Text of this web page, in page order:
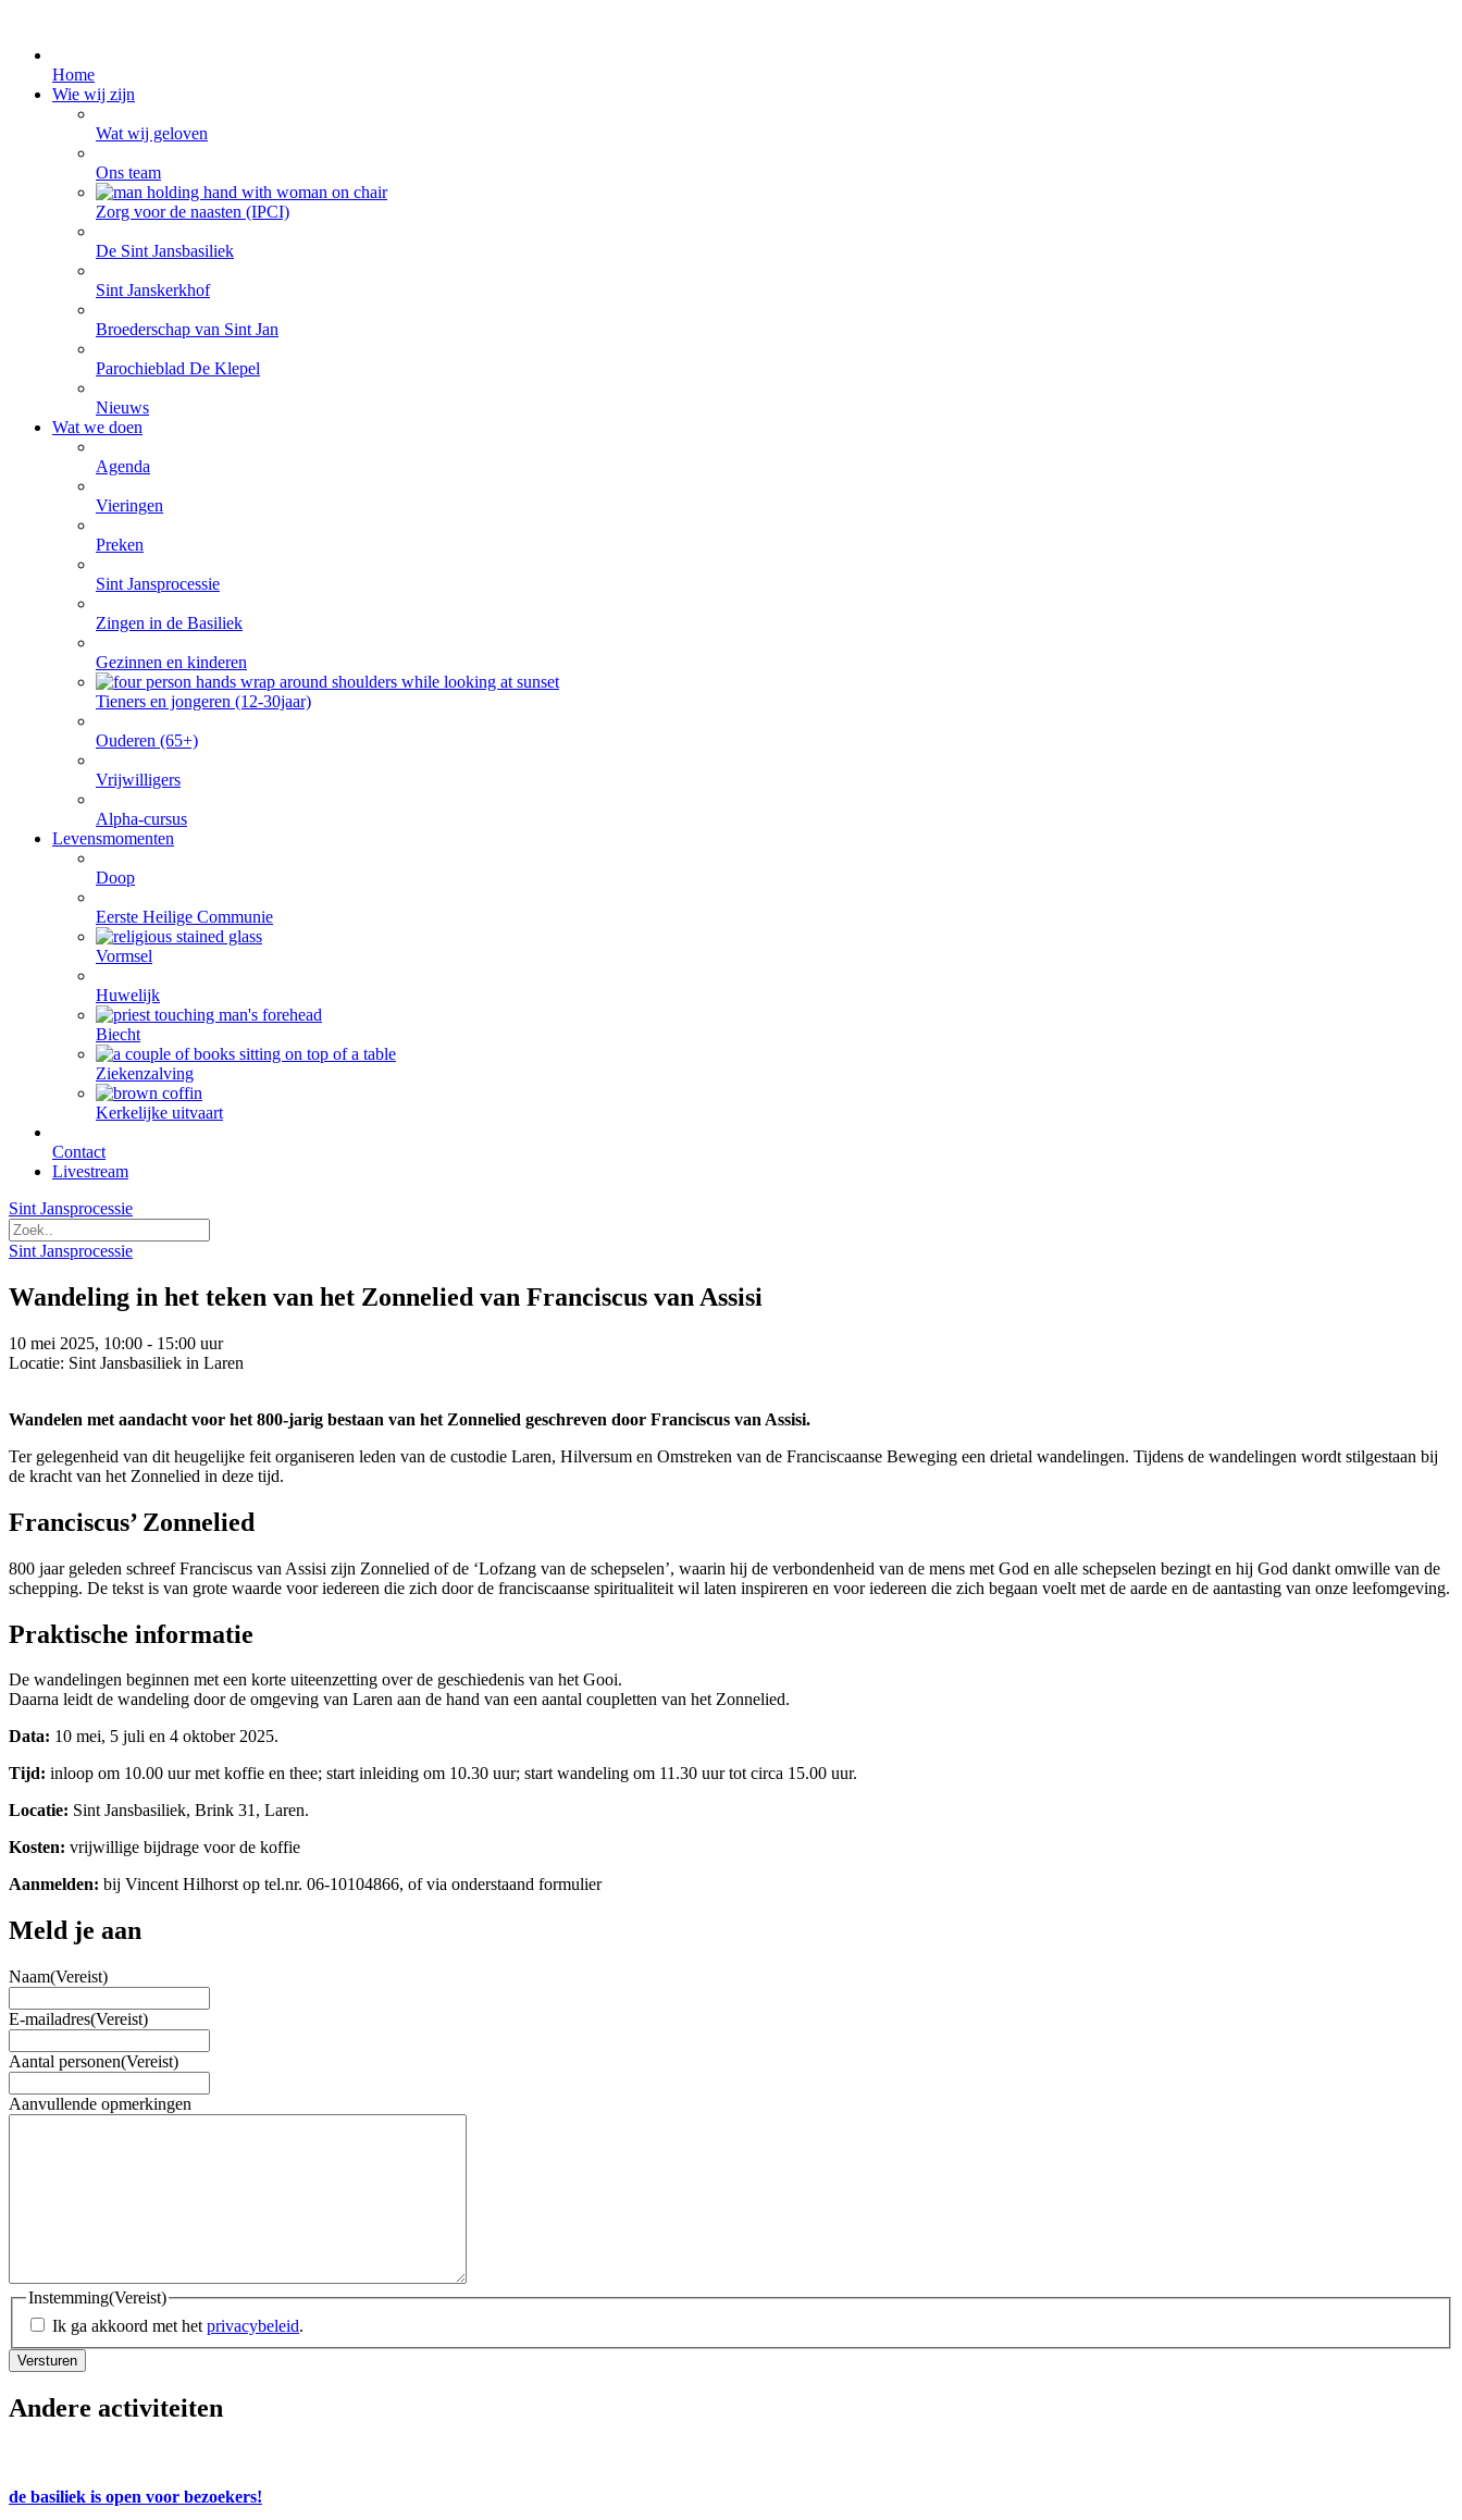
Home
Wie wij zijn
Wat wij geloven
Ons team
Zorg voor de naasten (IPCI)
De Sint Jansbasiliek
Sint Janskerkhof
Broederschap van Sint Jan
Parochieblad De Klepel
Nieuws
Wat we doen
Agenda
Vieringen
Preken
Sint Jansprocessie
Zingen in de Basiliek
Gezinnen en kinderen
Tieners en jongeren (12-30jaar)
Ouderen (65+)
Vrijwilligers
Alpha-cursus
Levensmomenten
Doop
Eerste Heilige Communie
Vormsel
Huwelijk
Biecht
Ziekenzalving
Kerkelijke uitvaart
Contact
Livestream
Sint Jansprocessie
Sint Jansprocessie
Wandeling in het teken van het Zonnelied van Franciscus van Assisi
10 mei 2025, 10:00 - 15:00 uur
Locatie: Sint Jansbasiliek in Laren
Wandelen met aandacht voor het 800-jarig bestaan van het Zonnelied geschreven door Franciscus van Assisi.
Ter gelegenheid van dit heugelijke feit organiseren leden van de custodie Laren, Hilversum en Omstreken van de Franciscaanse Beweging een drietal wandelingen. Tijdens de wandelingen wordt stilgestaan bij
de kracht van het Zonnelied in deze tijd.
Franciscus’ Zonnelied
800 jaar geleden schreef Franciscus van Assisi zijn Zonnelied of de ‘Lofzang van de schepselen’, waarin hij de verbondenheid van de mens met God en alle schepselen bezingt en hij God dankt omwille van de
schepping. De tekst is van grote waarde voor iedereen die zich door de franciscaanse spiritualiteit wil laten inspireren en voor iedereen die zich begaan voelt met de aarde en de aantasting van onze leefomgeving.
Praktische informatie
De wandelingen beginnen met een korte uiteenzetting over de geschiedenis van het Gooi.
Daarna leidt de wandeling door de omgeving van Laren aan de hand van een aantal coupletten van het Zonnelied.
Data: 10 mei, 5 juli en 4 oktober 2025.
Tijd: inloop om 10.00 uur met koffie en thee; start inleiding om 10.30 uur; start wandeling om 11.30 uur tot circa 15.00 uur.
Locatie: Sint Jansbasiliek, Brink 31, Laren.
Kosten: vrijwillige bijdrage voor de koffie
Aanmelden: bij Vincent Hilhorst op tel.nr. 06-10104866, of via onderstaand formulier
Meld je aan
Naam(Vereist)
E-mailadres(Vereist)
Aantal personen(Vereist)
Aanvullende opmerkingen
Instemming(Vereist)
Ik ga akkoord met het privacybeleid.
Versturen
Andere activiteiten
de basiliek is open voor bezoekers!